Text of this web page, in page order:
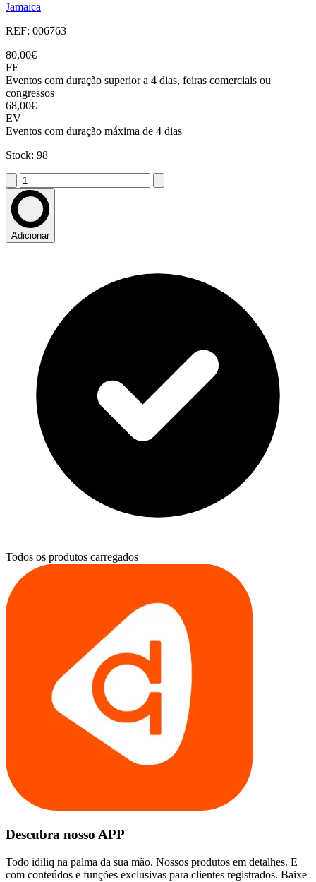
Jamaica
REF: 006763
80,00€
FE
Eventos com duração superior a 4 dias, feiras comerciais ou
congressos
68,00€
EV
Eventos com duração máxima de 4 dias
Stock: 98
Adicionar
Todos os produtos carregados
Descubra nosso APP
Todo idiliq na palma da sua mão. Nossos produtos em detalhes. E
com conteúdos e funções exclusivas para clientes registrados. Baixe